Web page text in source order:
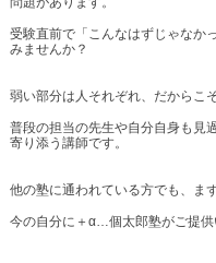
受験直前で「こんなはずじゃなか
みませんか？
弱い部分は人それぞれ、だからこ
普段の担当の先生や自分自身も見
寄り添う講師です。
他の塾に通われている方でも、ま
今の自分に＋α…個太郎塾がご提供